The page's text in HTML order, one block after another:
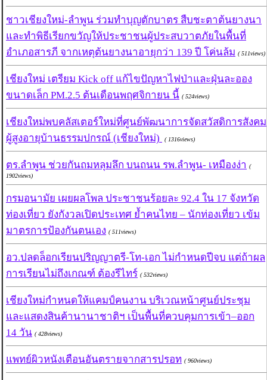
ชาวเชียงใหม่-ลำพูน ร่วมทำบุญตักบาตร สืบชะตาต้นยางนา
และทำพิธีเรียกขวัญให้ประชาชนผู้ประสบวาตภัยในพื้นที่
อำเภอสารภี จากเหตุต้นยางนาอายุกว่า 139 ปี โค่นล้ม ( 511views)
เชียงใหม่ เตรียม Kick off แก้ไขปัญหาไฟป่าและฝุ่นละออง
ขนาดเล็ก PM.2.5 ต้นเดือนพฤศจิกายน นี้ ( 524views)
เชียงใหม่พบคลัสเตอร์ใหม่ที่ศูนย์พัฒนาการจัดสวัสดิการสังคม
ผู้สูงอายุบ้านธรรมปกรณ์ (เชียงใหม่)
( 1316views)
ตร.ลำพูน ช่วยกันถมหลุมลึก บนถนน รพ.ลำพูน- เหมืองง่า (
1902views)
กรมอนามัย เผยผลโพล ประชาชนร้อยละ 92.4 ใน 17 จังหวัด
ท่องเที่ยว ยังกังวลเปิดประเทศ ย้ำคนไทย – นักท่องเที่ยว เข้ม
มาตรการป้องกันตนเอง ( 511views)
อว.ปลดล็อกเรียนปริญญาตรี-โท-เอก ไม่กำหนดปีจบ แต่ถ้าผล
การเรียนไม่ถึงเกณฑ์ ต้องรีไทร์ ( 532views)
เชียงใหม่กำหนดให้แคมป์คนงาน บริเวณหน้าศูนย์ประชุม
และแสดงสินค้านานาชาติฯ เป็นพื้นที่ควบคุมการเข้า–ออก
14 วัน ( 428views)
แพทย์ผิวหนังเตือนอันตรายจากสารปรอท ( 960views)